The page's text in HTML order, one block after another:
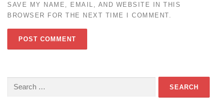
SAVE MY NAME, EMAIL, AND WEBSITE IN THIS
BROWSER FOR THE NEXT TIME I COMMENT.
Search